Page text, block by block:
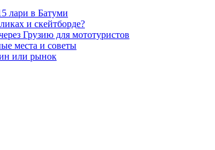
лари в Батуми
и скейтборде?
Грузию для мототуристов
места и советы
или рынок